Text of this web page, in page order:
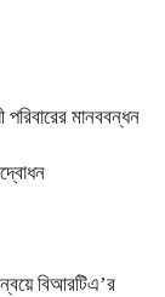
পরিবারের মানববন্ধন
বিআরটিএ’র